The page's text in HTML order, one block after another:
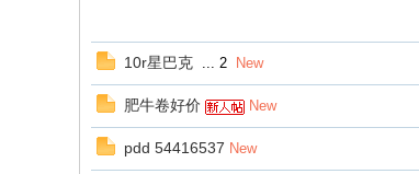
10r星巴克 ... 2 New
肥牛卷好价 New
pdd 54416537 New